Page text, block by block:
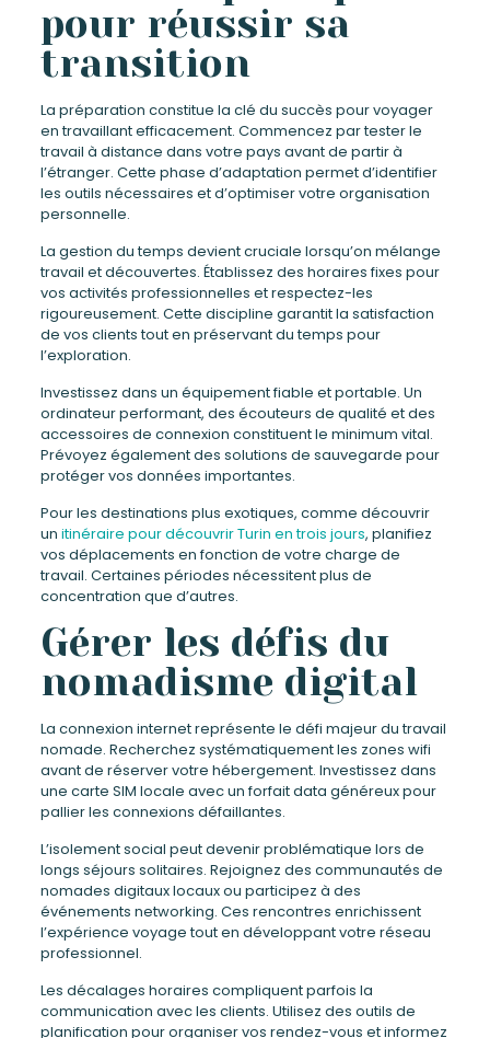
pour réussir sa
transition
La préparation constitue la clé du succès pour voyager
en travaillant efficacement. Commencez par tester le
travail à distance dans votre pays avant de partir à
l’étranger. Cette phase d’adaptation permet d’identifier
les outils nécessaires et d’optimiser votre organisation
personnelle.
La gestion du temps devient cruciale lorsqu’on mélange
travail et découvertes. Établissez des horaires fixes pour
vos activités professionnelles et respectez-les
rigoureusement. Cette discipline garantit la satisfaction
de vos clients tout en préservant du temps pour
l’exploration.
Investissez dans un équipement fiable et portable. Un
ordinateur performant, des écouteurs de qualité et des
accessoires de connexion constituent le minimum vital.
Prévoyez également des solutions de sauvegarde pour
protéger vos données importantes.
Pour les destinations plus exotiques, comme découvrir
un itinéraire pour découvrir Turin en trois jours, planifiez
vos déplacements en fonction de votre charge de
travail. Certaines périodes nécessitent plus de
concentration que d’autres.
Gérer les défis du
nomadisme digital
La connexion internet représente le défi majeur du travail
nomade. Recherchez systématiquement les zones wifi
avant de réserver votre hébergement. Investissez dans
une carte SIM locale avec un forfait data généreux pour
pallier les connexions défaillantes.
L’isolement social peut devenir problématique lors de
longs séjours solitaires. Rejoignez des communautés de
nomades digitaux locaux ou participez à des
événements networking. Ces rencontres enrichissent
l’expérience voyage tout en développant votre réseau
professionnel.
Les décalages horaires compliquent parfois la
communication avec les clients. Utilisez des outils de
planification pour organiser vos rendez-vous et informez